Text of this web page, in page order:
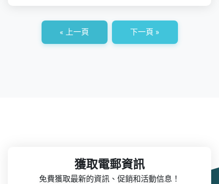
« 上一頁 下一頁 »
獲取電郵資訊
免費獲取最新的資訊、促銷和活動信息！